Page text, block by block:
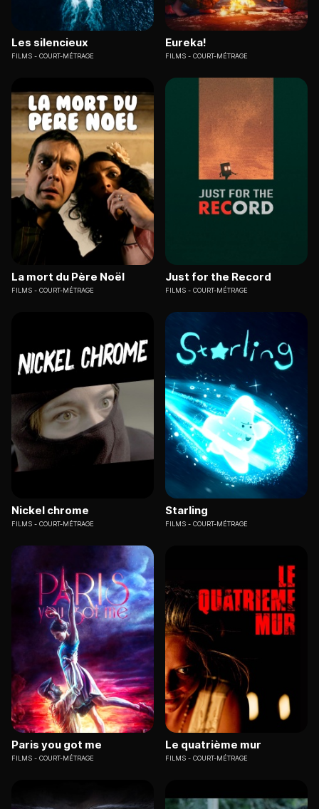
Les silencieux
FILMS COURT-MÉTRAGE
Eureka!
FILMS COURT-MÉTRAGE
La mort du Père Noël
FILMS COURT-MÉTRAGE
Just for the Record
FILMS COURT-MÉTRAGE
Nickel chrome
FILMS COURT-MÉTRAGE
Starling
FILMS COURT-MÉTRAGE
Paris you got me
FILMS COURT-MÉTRAGE
Le quatrième mur
FILMS COURT-MÉTRAGE